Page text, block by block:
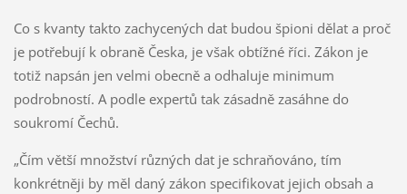
Co s kvanty takto zachycených dat budou špioni dělat a proč
je potřebují k obraně Česka, je však obtížné říci. Zákon je
totiž napsán jen velmi obecně a odhaluje minimum
podrobností. A podle expertů tak zásadně zasáhne do
soukromí Čechů.
„Čím větší množství různých dat je schraňováno, tím
konkrétněji by měl daný zákon specifikovat jejich obsah a